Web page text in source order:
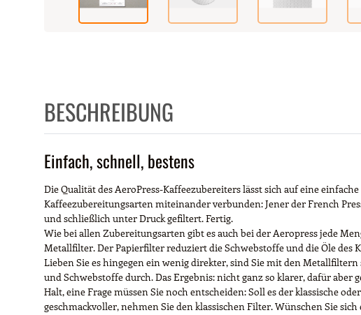
BESCHREIBUNG
Einfach, schnell, bestens
Die Qualität des AeroPress-Kaffeezubereiters lässt sich auf eine
Kaffeezubereitungsarten miteinander verbunden: Jener der French
und schließlich unter Druck gefiltert. Fertig.
Wie bei allen Zubereitungsarten gibt es auch bei der Aeropress jede
Metallfilter. Der Papierfilter reduziert die Schwebstoffe und die Öle des
Lieben Sie es hingegen ein wenig direkter, sind Sie mit den Metallfiltern
und Schwebstoffe durch. Das Ergebnis: nicht ganz so klarer, dafür aber
Halt, eine Frage müssen Sie noch entscheiden: Soll es der klassische
geschmackvoller, nehmen Sie den klassischen Filter. Wünschen Sie